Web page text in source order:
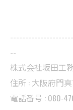
--
株式会社坂田工
住所 : 大阪府門
電話番号 : 080-